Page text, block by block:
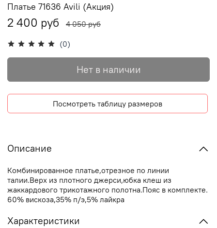
(0)
Платье 71636 Avili (Акция)
2 400 руб 4 050 руб
Нет в наличии
Посмотреть таблицу размеров
Описание
Комбинированное платье,отрезное по линии
талии.Верх из плотного джерси,юбка клеш из
жаккардового трикотажного полотна.Пояс в комплекте.
60% вискоза,35% п/э,5% лайкра
Характеристики